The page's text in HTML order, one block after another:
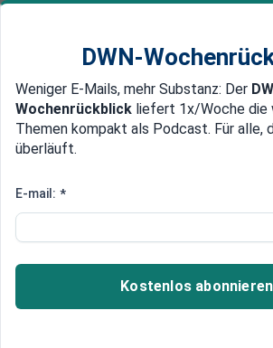
Newsticker MEIN DWN:
Edelmetalle DWN-Magazin
In Europas Haupstädten
Österreichische
Terror in Europa vor
Die österreichische Polizei hat von
DWN-
Weniger E-Mails, mehr Substanz: Der
Wochenrückblick liefert 1x/Woche
Themen kompakt als Podcast. Für alle,
überläuft.
E-mail: *
Kostenlos